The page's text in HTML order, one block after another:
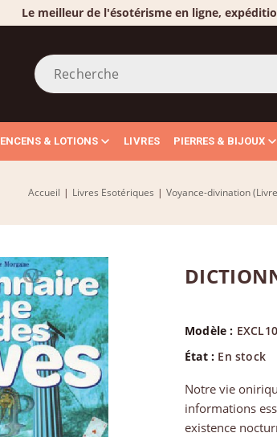
Le meilleur de l'ésotérisme en ligne,
ENCENS & LOTIONS LIVRES PIERRES & BIJOUX
Accueil | Livres Esotériques | Voyance-divination
Modèle :
État : En stock
Notre vie
informations
existence